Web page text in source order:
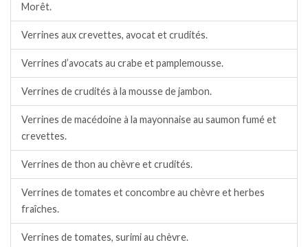
Morêt.
Verrines aux crevettes, avocat et crudités.
Verrines d’avocats au crabe et pamplemousse.
Verrines de crudités à la mousse de jambon.
Verrines de macédoine à la mayonnaise au saumon fumé et
crevettes.
Verrines de thon au chèvre et crudités.
Verrines de tomates et concombre au chèvre et herbes
fraîches.
Verrines de tomates, surimi au chèvre.